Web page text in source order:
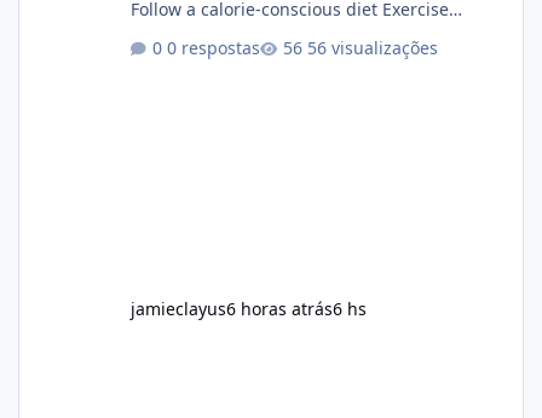
Follow a calorie-conscious diet Exercise
plant-based ingredients Want to complement
0 respostas 56 visualizações
jamieclayus6 horas atrás6 hs